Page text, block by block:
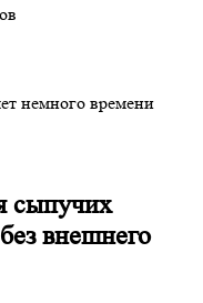
немного времени
сыпучих
внешнего